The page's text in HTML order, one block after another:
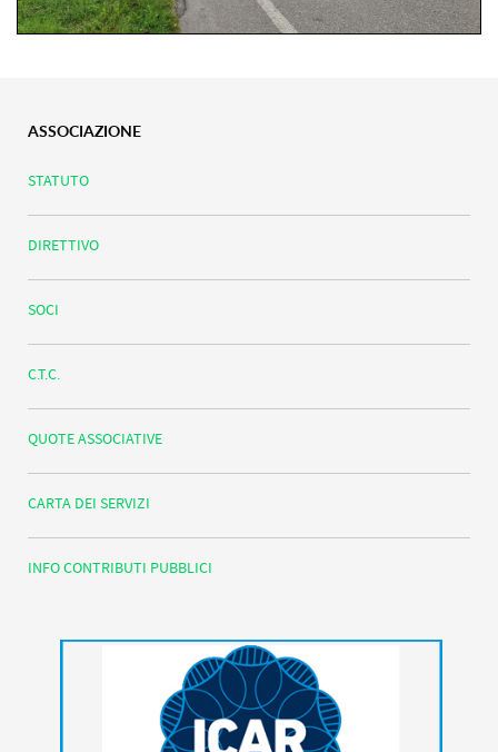
ASSOCIAZIONE
STATUTO
DIRETTIVO
SOCI
C.T.C.
QUOTE ASSOCIATIVE
CARTA DEI SERVIZI
INFO CONTRIBUTI PUBBLICI